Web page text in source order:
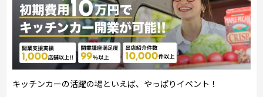
キッチンカーの活躍の場といえば、やっぱりイベント！